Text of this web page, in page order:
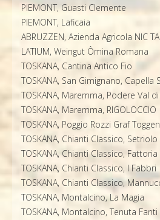
PIEMONT, Guasti Clemente
PIEMONT, Laficaia
ABRUZZEN, Azienda Agricola NIC
LATIUM, Weingut Ômina Romana
TOSKANA, Cantina Antico Fio
TOSKANA, San Gimignano, Capella
TOSKANA, Maremma, Podere Val
TOSKANA, Maremma, RIGOLOCCIO
TOSKANA, Poggio Rozzi Graf
TOSKANA, Chianti Classico, Setriolo
TOSKANA, Chianti Classico,
TOSKANA, Chianti Classico, I Fabbri
TOSKANA, Chianti Classico,
TOSKANA, Montalcino, La Magia
TOSKANA, Montalcino, Tenuta Fanti